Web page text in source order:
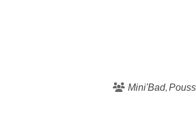
Mini'Bad